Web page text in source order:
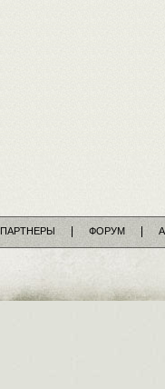
ПАРТНЕРЫ ФОРУМ